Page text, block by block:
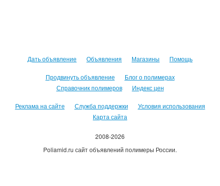
Дать объявление Объявления Магазины Помощь
Продвинуть объявление
Блог о полимерах
Справочник полимеров
Индекс цен
Реклама на сайте Служба поддержки
Условия использования
Карта сайта
2008-2026
Poliamid.ru сайт объявлений полимеры России.